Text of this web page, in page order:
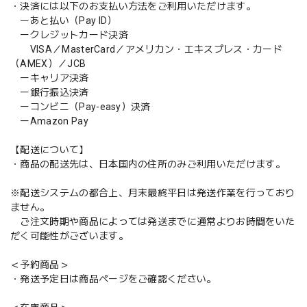
・決済には以下のお支払い方法をご利用いただけます。
ーあと払い（Pay ID）
ークレジットカード決済
VISA／MasterCard／アメリカン・エキスプレス・カード
（AMEX）／JCB
ーキャリア決済
ー銀行振込決済
ーコンビニ（Pay-easy）決済
ーAmazon Pay
【配送について】
・商品の配送先は、日本国内の住所のみご利用いただけます。
※配送システムの都合上、月末最終平日は発送作業を行っており
ません。
ご注文時期や商品によっては発送までに通常よりお時間をいた
だく可能性がございます。
＜予約商品＞
・発送予定日は商品ページをご確認ください。